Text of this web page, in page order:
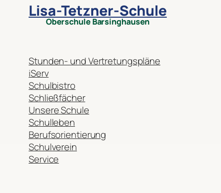
Lisa-Tetzner-Schule
Oberschule Barsinghausen
Stunden- und Vertretungspläne
iServ
Schulbistro
Schließfächer
Unsere Schule
Schulleben
Berufsorientierung
Schulverein
Service